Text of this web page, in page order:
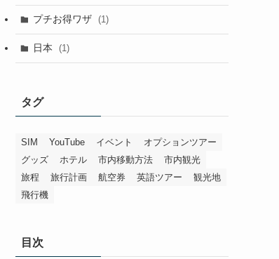
プチお得ワザ (1)
日本 (1)
タグ
SIM YouTube イベント
オプションツアー
グッズ
ホテル 市内移動方法
市内観光
旅程
旅行計画 航空券 英語ツアー
観光地
飛行機
目次